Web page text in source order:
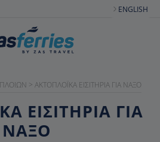
ENGLISH
> AΚΤΟΠΛΟΪΚΆ EΙΣΙΤΉΡΙΑ ΓΙΑ NΆΞΟ
ΕΙΣΙΤΉΡΙΑ ΓΙΑ
ΝΆΞΟ